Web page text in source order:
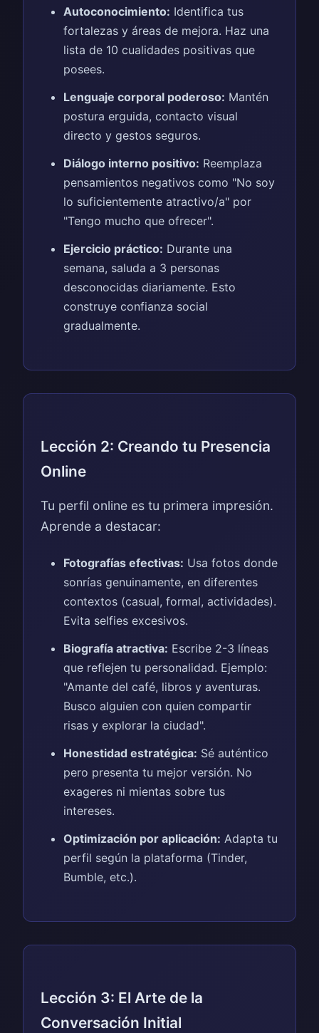
Autoconocimiento: Identifica tus
fortalezas y áreas de mejora. Haz una
lista de 10 cualidades positivas que
posees.
Lenguaje corporal poderoso: Mantén
postura erguida, contacto visual
directo y gestos seguros.
Diálogo interno positivo: Reemplaza
pensamientos negativos como "No soy
lo suficientemente atractivo/a" por
"Tengo mucho que ofrecer".
Ejercicio práctico: Durante una
semana, saluda a 3 personas
desconocidas diariamente. Esto
construye confianza social
gradualmente.
Lección 2: Creando tu Presencia
Online
Tu perfil online es tu primera impresión.
Aprende a destacar:
Fotografías efectivas: Usa fotos donde
sonrías genuinamente, en diferentes
contextos (casual, formal, actividades).
Evita selfies excesivos.
Biografía atractiva: Escribe 2-3 líneas
que reflejen tu personalidad. Ejemplo:
"Amante del café, libros y aventuras.
Busco alguien con quien compartir
risas y explorar la ciudad".
Honestidad estratégica: Sé auténtico
pero presenta tu mejor versión. No
exageres ni mientas sobre tus
intereses.
Optimización por aplicación: Adapta tu
perfil según la plataforma (Tinder,
Bumble, etc.).
Lección 3: El Arte de la
Conversación Initial